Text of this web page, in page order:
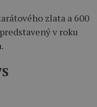
zlata a 600
v roku